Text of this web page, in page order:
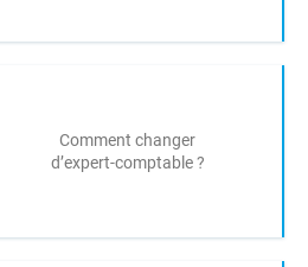
Comment changer
d’expert-comptable ?